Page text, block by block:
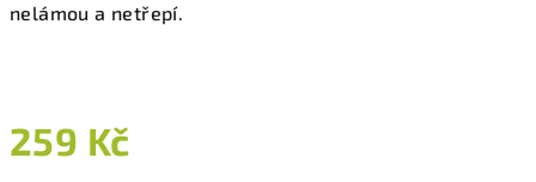
nelámou a netřepí.
259 Kč